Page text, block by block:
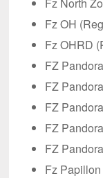
Fz OH
Fz OHRD
FZ
FZ
FZ
FZ
FZ
Fz